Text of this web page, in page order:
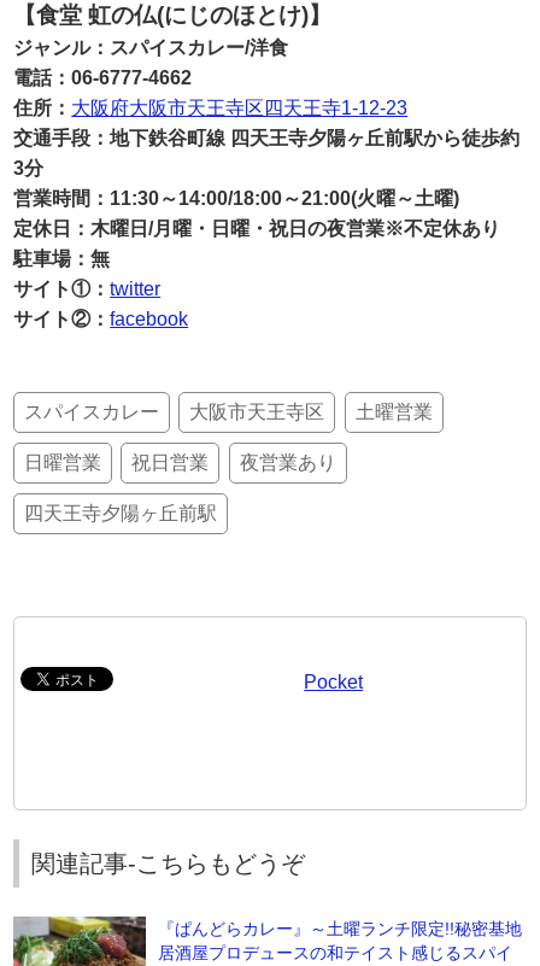
【食堂 虹の仏(にじのほとけ)】
ジャンル：スパイスカレー/洋食
電話：06-6777-4662
住所： 大阪府大阪市天王寺区四天王寺1-12-23
交通手段：地下鉄谷町線 四天王寺夕陽ヶ丘前駅から徒歩約
3分
営業時間：11:30～14:00/18:00～21:00(火曜～土曜)
定休日：木曜日/月曜・日曜・祝日の夜営業※不定休あり
駐車場：無
サイト①：twitter
サイト②：facebook
スパイスカレー 大阪市天王寺区 土曜営業
日曜営業 祝日営業 夜営業あり
四天王寺夕陽ヶ丘前駅
Pocket
関連記事-こちらもどうぞ
『ぱんどらカレー』～土曜ランチ限定!!秘密基地
居酒屋プロデュースの和テイスト感じるスパイ